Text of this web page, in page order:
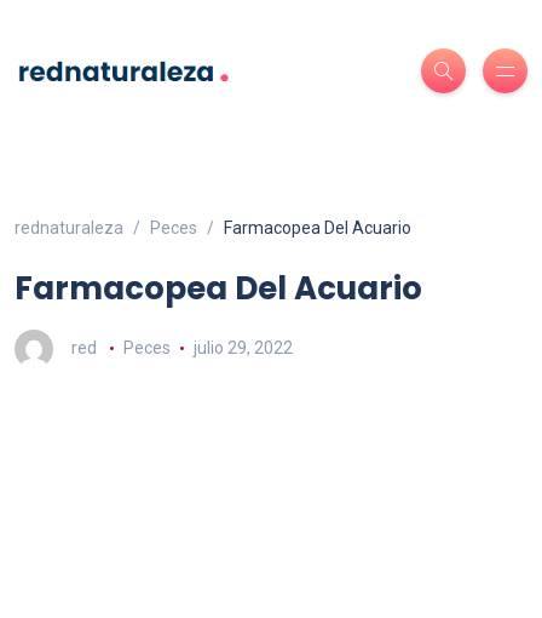
rednaturaleza Peces Farmacopea Del Acuario
Farmacopea Del Acuario
red Peces julio 29, 2022